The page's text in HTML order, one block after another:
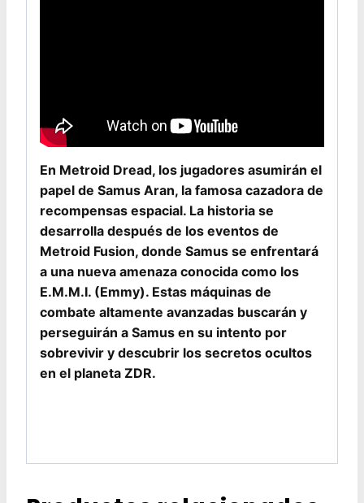
En Metroid Dread, los jugadores asumirán el
papel de Samus Aran, la famosa cazadora de
recompensas espacial. La historia se
desarrolla después de los eventos de
Metroid Fusion, donde Samus se enfrentará
a una nueva amenaza conocida como los
E.M.M.I. (Emmy). Estas máquinas de
combate altamente avanzadas buscarán y
perseguirán a Samus en su intento por
sobrevivir y descubrir los secretos ocultos
en el planeta ZDR.